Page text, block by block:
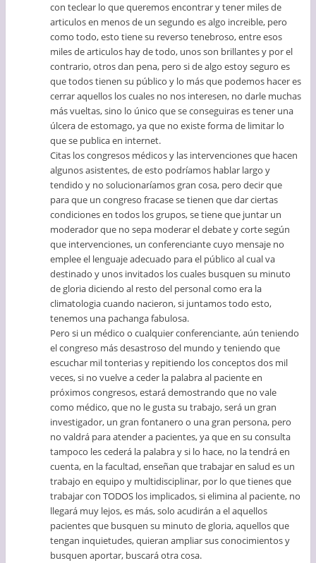
con teclear lo que queremos encontrar y tener miles de
articulos en menos de un segundo es algo increible, pero
como todo, esto tiene su reverso tenebroso, entre esos
miles de articulos hay de todo, unos son brillantes y por el
contrario, otros dan pena, pero si de algo estoy seguro es
que todos tienen su público y lo más que podemos hacer es
cerrar aquellos los cuales no nos interesen, no darle muchas
más vueltas, sino lo único que se conseguiras es tener una
úlcera de estomago, ya que no existe forma de limitar lo
que se publica en internet.
Citas los congresos médicos y las intervenciones que hacen
algunos asistentes, de esto podríamos hablar largo y
tendido y no solucionaríamos gran cosa, pero decir que
para que un congreso fracase se tienen que dar ciertas
condiciones en todos los grupos, se tiene que juntar un
moderador que no sepa moderar el debate y corte según
que intervenciones, un conferenciante cuyo mensaje no
emplee el lenguaje adecuado para el público al cual va
destinado y unos invitados los cuales busquen su minuto
de gloria diciendo al resto del personal como era la
climatologia cuando nacieron, si juntamos todo esto,
tenemos una pachanga fabulosa.
Pero si un médico o cualquier conferenciante, aún teniendo
el congreso más desastroso del mundo y teniendo que
escuchar mil tonterias y repitiendo los conceptos dos mil
veces, si no vuelve a ceder la palabra al paciente en
próximos congresos, estará demostrando que no vale
como médico, que no le gusta su trabajo, será un gran
investigador, un gran fontanero o una gran persona, pero
no valdrá para atender a pacientes, ya que en su consulta
tampoco les cederá la palabra y si lo hace, no la tendrá en
cuenta, en la facultad, enseñan que trabajar en salud es un
trabajo en equipo y multidisciplinar, por lo que tienes que
trabajar con TODOS los implicados, si elimina al paciente, no
llegará muy lejos, es más, solo acudirán a el aquellos
pacientes que busquen su minuto de gloria, aquellos que
tengan inquietudes, quieran ampliar sus conocimientos y
busquen aportar, buscará otra cosa.